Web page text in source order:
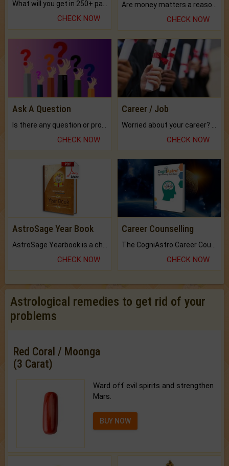
CHECK NOW CHECK NOW
Ask A Question
CHECK NOW
Career / Job
CHECK NOW
AstroSage Year Book
AstroSage Yearbook is a channel to fulfill your dreams and destiny.
CHECK NOW
Career Counselling
The CogniAstro Career Counselling Report is the most comprehensive report available on this topic.
CHECK NOW
Astrological remedies to get rid of your
problems
Red Coral / Moonga
(3 Carat)
Ward off evil spirits and strengthen
Mars.
BUY NOW